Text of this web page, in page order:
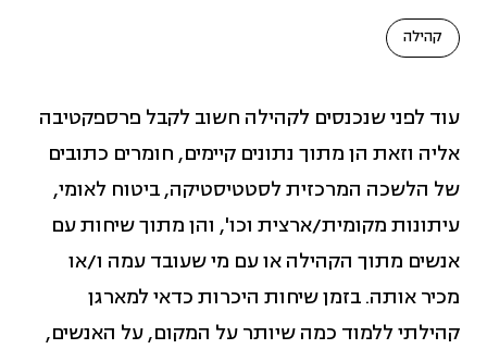
חוסן ארגוני (7)
כלכלה מקומית מקיימת (58)
מאבקים חברתיים (14)
קהילה
עוד לפני שנכנסים לקהילה חשוב לקבל פרספקטיבה
אליה וזאת הן מתוך נתונים קיימים, חומרים כתובים
של הלשכה המרכזית לסטטיסטיקה, ביטוח לאומי,
עיתונות מקומית/ארצית וכו', והן מתוך שיחות עם
אנשים מתוך הקהילה או עם מי שעובד עמה ו/או
מכיר אותה. בזמן שיחות היכרות כדאי למארגן
קהילתי ללמוד כמה שיותר על המקום, על האנשים,